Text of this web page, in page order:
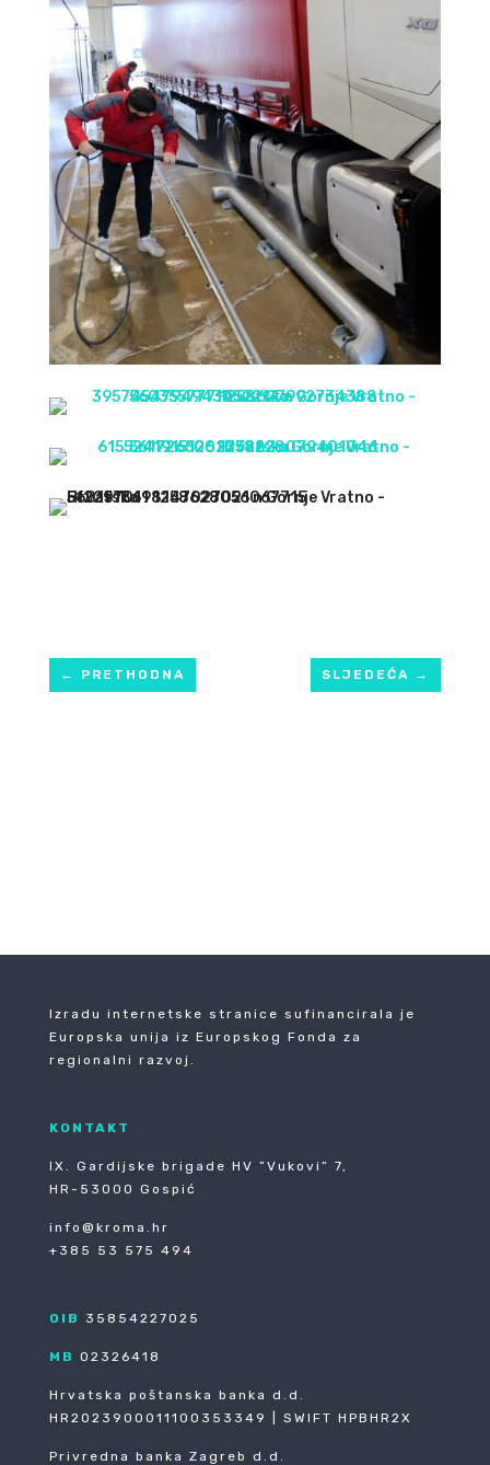
← PRETHODNA SLJEDEĆA →
Izradu internetske stranice sufinancirala je
Europska unija iz Europskog Fonda za
regionalni razvoj.
KONTAKT
IX. Gardijske brigade HV ”Vukovi” 7,
HR-53000 Gospić
info@kroma.hr
+385 53 575 494
OIB 35854227025
MB 02326418
Hrvatska poštanska banka d.d.
HR2023900011100353349 | SWIFT HPBHR2X
Privredna banka Zagreb d.d.